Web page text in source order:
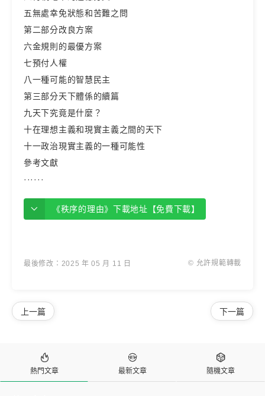
五無處幸免狀態和苦難之問
第二部分改良方案
六金規則的最優方案
七預付人權
八一種可能的智慧民主
第三部分天下體係的續篇
九天下究竟是什麼？
十在理想主義和現實主義之間的天下
十一政治現實主義的一種可能性
參考文獻
······
《秩序的理由》下載地址【免費下載】
最後修改：2025 年 05 月 11 日 © 允許規範轉載
下一篇
上一篇

熱門文章

最新文章

隨機文章